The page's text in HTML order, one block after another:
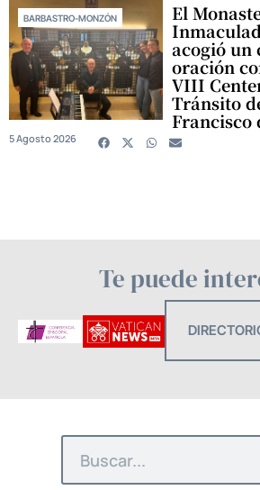
BARBASTRO-MONZÓN El
acogió un
oración
VIII
Tránsito
Francisco
5 Agosto 2026
Te puede